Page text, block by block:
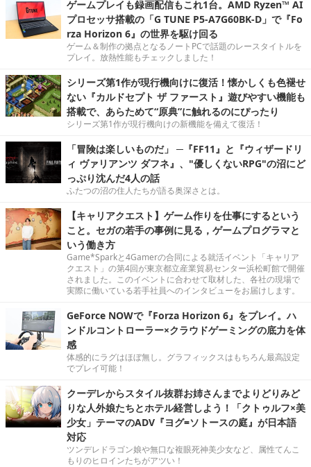
ゲームプレイも録画配信もこれ1台。AMD Ryzen™ AI
プロセッサ搭載の「G TUNE P5-A7G60BK-D」で『Fo
rza Horizon 6』の世界を駆け回る
ゲーム＆制作の拠点となるノートPCで話題のレースタイトルを
プレイ。放熱性能もチェックしました！
シリーズ第1作が現行機向けに復活！懐かしくも色褪せ
ない『カルドセプト ザ ファースト』遊びやすい機能も
搭載で、あらためて“原典”に触れるのにぴったり
シリーズ第1作が現行機向けの新機能を備えて復活！
「冒険は楽しいものだ」 ─『FF11』と『ウィザードリ
ィ ヴァリアンツ ダフネ』、"優しくないRPG"の沼にど
っぷり沈んだ4人の話
ふたつの沼の住人たちが語る奥深さとは。
【キャリアクエスト】ゲーム作りを仕事にするという
こと。セガの若手の事例に見る，ゲームプログラマと
いう働き方
Game*Sparkと4Gamerの合同による就活イベント「キャリア
クエスト」の第4回が東京都立産業貿易センター浜松町館で開催
されました。このイベントに合わせて取材した、各社の現場で
実際に働いている若手社員へのインタビューをお届けします。
GeForce NOWで『Forza Horizon 6』をプレイ。ハ
ンドルコントローラー×クラウドゲーミングの底力を体
感
体感的にラグはほぼ無し。グラフィックスはもちろん最高設定
でプレイ可能！
クーデレからスタイル抜群お姉さんまでよりどりみど
りな人外娘たちとホテル経営しよう！「クトゥルフ×美
少女」テーマのADV『ヨグ=ソトースの庭』が日本語
対応
ツンデレドラゴン娘や無口な複眼死神美少女など、属性てんこ
もりのヒロインたちがアツい！